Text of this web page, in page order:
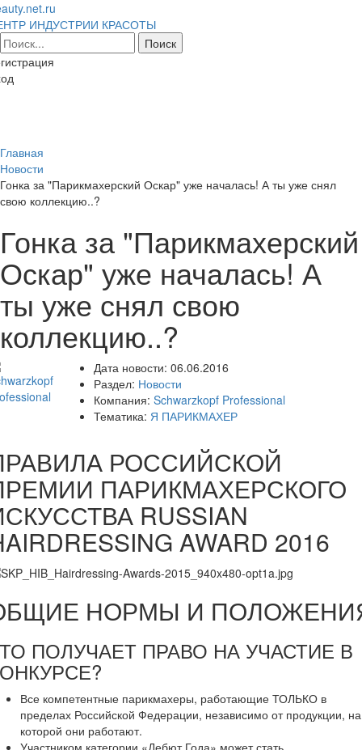
ИНДУСТРИИ КРАСОТЫ
Главная
Новости
Гонка за "Парикмахерский Оскар" уже началась! А ты уже снял
свою коллекцию..?
Гонка за "Парикмахерский
Оскар" уже началась! А
ты уже снял свою
коллекцию..?
Дата новости: 06.06.2016
Раздел: Новости
Компания: Schwarzkopf Professional
Тематика: Я ПАРИКМАХЕР
РОССИЙСКОЙ
ПАРИКМАХЕРСКОГО
RUSSIAN
AWARD 2016
НОРМЫ И
ПОЛУЧАЕТ ПРАВО НА УЧАСТИЕ В
Все компетентные парикмахеры, работающие ТОЛЬКО в
пределах Российской Федерации, независимо от продукции, на
которой они работают.